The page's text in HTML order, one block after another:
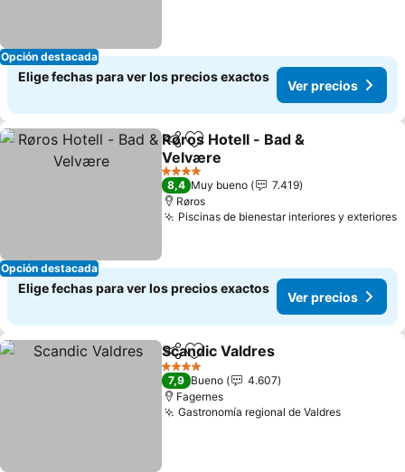
Opción destacada
Elige fechas para ver los precios exactos
Ver precios
Opción destacada
CompartirAgregar a favoritos
Røros Hotell - Bad &
Velvære
4 Estrellas
8,4 Muy bueno
7.419
Røros
Piscinas de bienestar interiores y exteriores
Elige fechas para ver los precios exactos
Ver precios
CompartirAgregar a favoritos
Scandic Valdres
4 Estrellas
7,9 Bueno
4.607
Fagernes
Gastronomía regional de Valdres